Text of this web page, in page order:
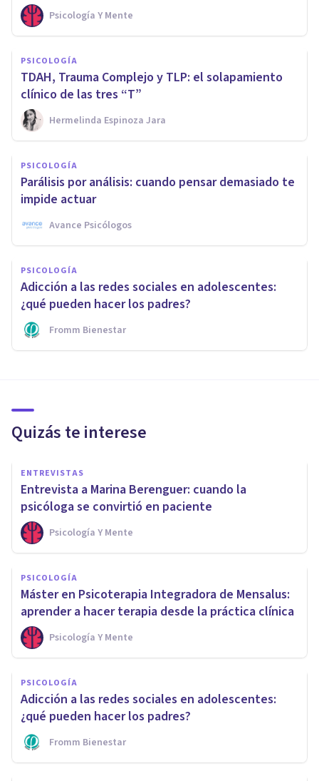
Psicología Y Mente
PSICOLOGÍA
TDAH, Trauma Complejo y TLP: el solapamiento
clínico de las tres “T”
Hermelinda Espinoza Jara
PSICOLOGÍA
Parálisis por análisis: cuando pensar demasiado te
impide actuar
Avance Psicólogos
PSICOLOGÍA
Adicción a las redes sociales en adolescentes:
¿qué pueden hacer los padres?
Fromm Bienestar
Quizás te interese
ENTREVISTAS
Entrevista a Marina Berenguer: cuando la
psicóloga se convirtió en paciente
Psicología Y Mente
PSICOLOGÍA
Máster en Psicoterapia Integradora de Mensalus:
aprender a hacer terapia desde la práctica clínica
Psicología Y Mente
PSICOLOGÍA
Adicción a las redes sociales en adolescentes:
¿qué pueden hacer los padres?
Fromm Bienestar